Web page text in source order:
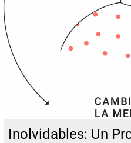
Inolvidables: Un